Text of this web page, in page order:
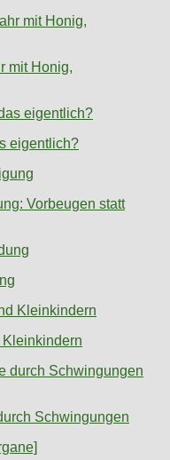
mit Honig,
eigentlich?
Vorbeugen statt
Schwingungen